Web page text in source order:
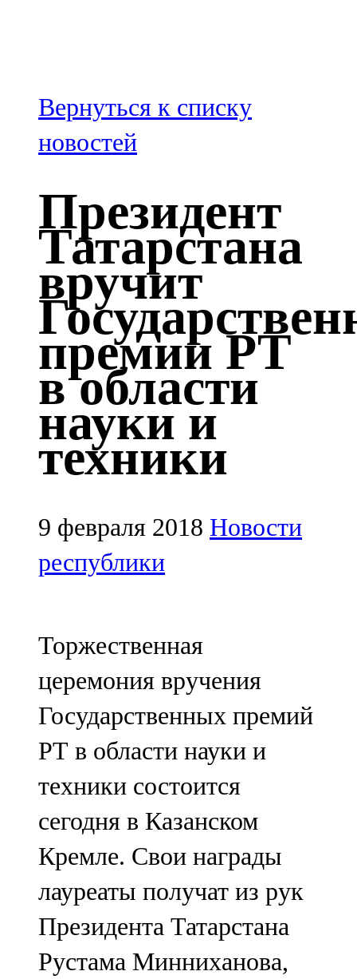
100,3 FM
Зәй
106,6 FM
Кадыбаш
105,2 FM
Казан
91,5 FM
Кайбыч
106,1 FM
Кама тамагы
71,51 FM
Кукмара
107,9 FM
Лениногорский
102,1 FM
106,2 FM
Минзәлә
107,3 FM
Мөслим
100,0 FM
Нурлат
104,7 FM
Олы Әтнә
71,42 FM
Сарман
Вернуться к списку
новостей
Президент
Татарстана
вручит
премии РТ
в области
науки и
техники
9 февраля 2018 Новости
республики
Торжественная
церемония вручения
Государственных премий
РТ в области науки и
техники состоится
сегодня в Казанском
Кремле. Свои награды
лауреаты получат из рук
Президента Татарстана
Рустама Минниханова,